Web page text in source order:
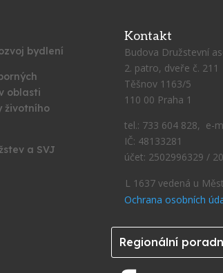
bydlení
oblasti
životního
a SVJ
Kontakt
Budova Družstevní
2. patro, dveře č. 211
Těšnov 1163/5
110 00 Praha 1
tel.: 733 604 828, e-
IČ: 48133281
účet: 2502996329 /
L 1637 vedená u
Ochrana osobních
Regionální